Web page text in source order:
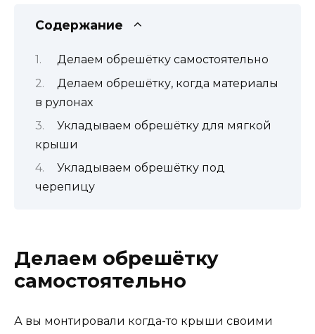
Содержание
Делаем обрешётку самостоятельно
Делаем обрешётку, когда материалы
в рулонах
Укладываем обрешётку для мягкой
крыши
Укладываем обрешётку под
черепицу
Делаем обрешётку
самостоятельно
А вы монтировали когда-то крыши своими